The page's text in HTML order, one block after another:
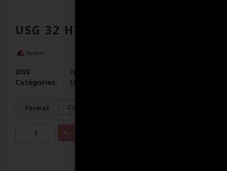
USG 32 HYDR. (DELTA FLEX)
UGS
N/D
Catégories
Huiles
Format
Ajouter au panier